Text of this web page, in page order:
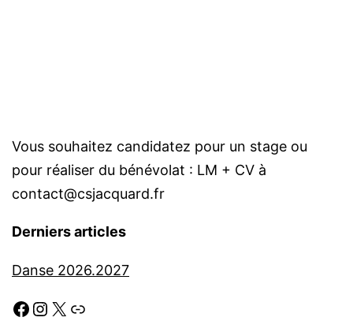
Vous souhaitez candidatez pour un stage ou
pour réaliser du bénévolat : LM + CV à
contact@csjacquard.fr
Derniers articles
Danse 2026.2027
Facebook
Instagram
X